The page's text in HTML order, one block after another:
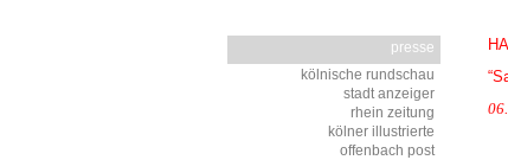
presse
kölnische rundschau
stadt anzeiger
rhein zeitung
kölner illustrierte
offenbach post